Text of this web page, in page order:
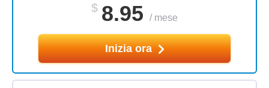
$ 8.95 / mese
Inizia ora